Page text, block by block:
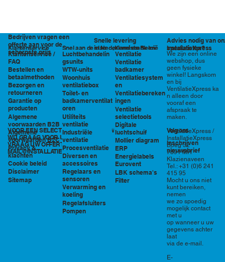
Klantenservice
Klantenservice /
FAQ
Bestellen en
betaalmethoden
Bezorgen en
retourneren
Garantie op
producten
Algemene
voorwaarden B2B
Algemene
voorwaarden B2C
Privacy &
klachten
Cookie beleid
Disclaimer
Sitemap
VOOR EEN SELECTIE EN PRIJSOPGAVE STAAN
WIJ GRAAG VOOR U KLAAR!
VRAAG UW OFFERTE AAN VIA
MAIL@INSTALLATIEXPRESS.NL
Bedrijven vragen een
offerte aan voor de
scherpste prijs
Snelle levering
in Nederland en België
Advies nodig van
specialisten?
Snel aan de slag
Luchtbehandelin
gsunits
WTW-units
Woonhuis
ventilatiebox
Toilet- en
badkamerventilat
oren
Utiliteits
ventilatie
Industriële
ventilatie
Procesventilatie
Diversen en
accessoires
Regelaars en
sensoren
Verwarming en
koeling
Regelafsluiters
Pompen
Kennisbank en
tools
Ventilatie
Ventilatie
badkamer
Ventilatiesystem
en
Ventilatiebereken
ingen
Ventilatie
selectietools
Digitale
luchtschuif
Mollier diagram
ERP
Energielabels
Eurovent
LBK schema's
Filter
We zijn een online
webshop, dus
geen fysieke
winkel! Langskom
en bij
VentilatieXpress ka
n alleen door
vooraf een
afspraak te
maken.
VentilatieXpress /
InstallatieXpress
Boeg 32
7891 MR
Klazienaveen
Tel.: +31 (0)6 241
415 95
Mocht u ons niet
kunt bereiken,
nemen
we zo spoedig
mogelijk contact
met u
op wanneer u uw
gegevens achter
laat
via de e-mail.
E-
InstallatieXpress
Volg ons
Inschrijven
nieuwsbrief